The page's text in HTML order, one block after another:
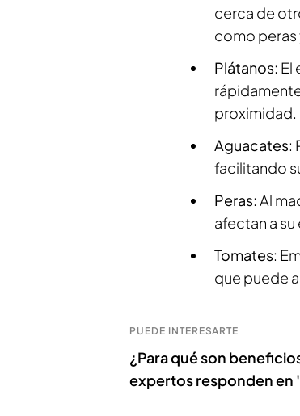
cerca de
como peras
Plátanos:
proximidad.
Aguacates:
facilitando
Peras: Al
afectan a
Tomates:
que puede
PUEDE INTERESARTE
¿Para qué son
expertos responden en